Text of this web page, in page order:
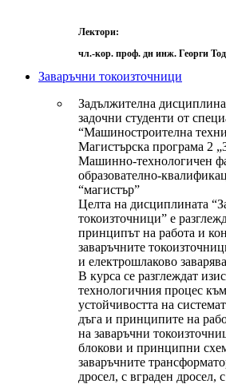
Лектори:
чл.-кор. проф. дн инж. Георги
Заваръчни токоизточници
Задължителна
задочни студенти от
“Машиностроителна
Магистърска програма 2
Машинно-технологичен
образователно-
“магистър”
Целта на дисциплината
токоизточници” е
принципът на работа и
заваръчните
и електрошлаково
В курса се разглеждат
технологичния процес
устойчивостта на
дъга и принципите на
на заваръчни
блокови и принципни
заваръчните
дросел, с вграден дросел,